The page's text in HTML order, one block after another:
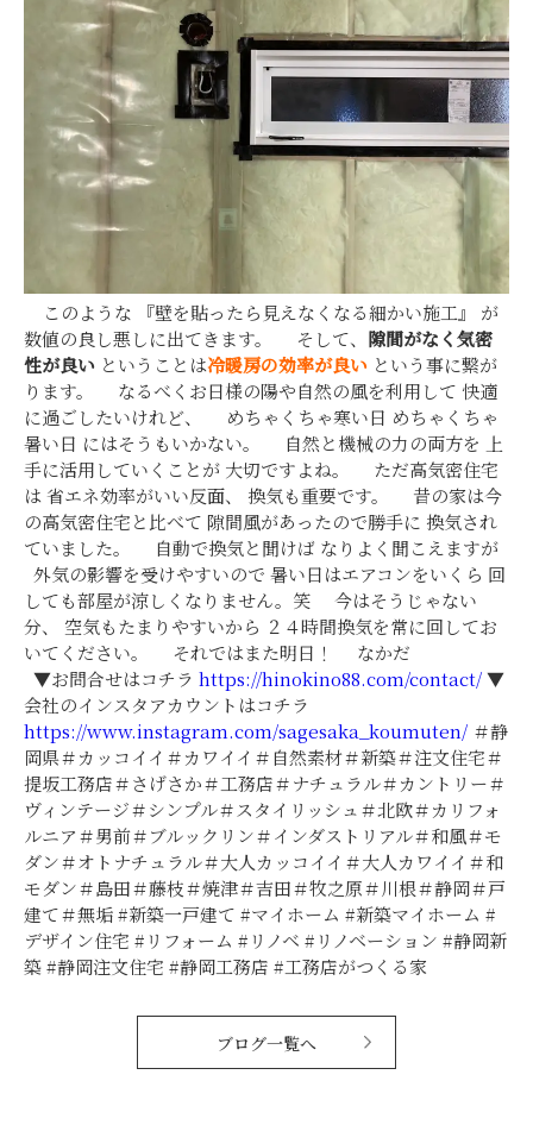
このような 『壁を貼ったら見えなくなる細かい施工』 が
数値の良し悪しに出てきます。 そして、 隙間がなく気密
性が良い ということは冷暖房の効率が良い という事に繋が
ります。 なるべくお日様の陽や自然の風を利用して 快適
に過ごしたいけれど、 めちゃくちゃ寒い日 めちゃくちゃ
暑い日 にはそうもいかない。 自然と機械の力の両方を 上
手に活用していくことが 大切ですよね。 ただ高気密住宅
は 省エネ効率がいい反面、 換気も重要です。 昔の家は今
の高気密住宅と比べて 隙間風があったので勝手に 換気され
ていました。 自動で換気と聞けば なりよく聞こえますが
外気の影響を受けやすいので 暑い日はエアコンをいくら 回
しても部屋が涼しくなりません。笑 今はそうじゃない
分、 空気もたまりやすいから ２４時間換気を常に回してお
いてください。 それではまた明日！ なかだ
▼お問合せはコチラ https://hinokino88.com/contact/▼
会社のインスタアカウントはコチラ
https://www.instagram.com/sagesaka_koumuten/ ＃静
岡県＃カッコイイ＃カワイイ＃自然素材＃新築＃注文住宅＃
提坂工務店＃さげさか＃工務店＃ナチュラル＃カントリー＃
ヴィンテージ＃シンプル＃スタイリッシュ＃北欧＃カリフォ
ルニア＃男前＃ブルックリン＃インダストリアル＃和風＃モ
ダン＃オトナチュラル＃大人カッコイイ＃大人カワイイ＃和
モダン＃島田＃藤枝＃焼津＃吉田＃牧之原＃川根＃静岡＃戸
建て＃無垢 #新築一戸建て #マイホーム #新築マイホーム #
デザイン住宅 #リフォーム #リノベ #リノベーション #静岡新
築 #静岡注文住宅 #静岡工務店 #工務店がつくる家
ブログ一覧へ